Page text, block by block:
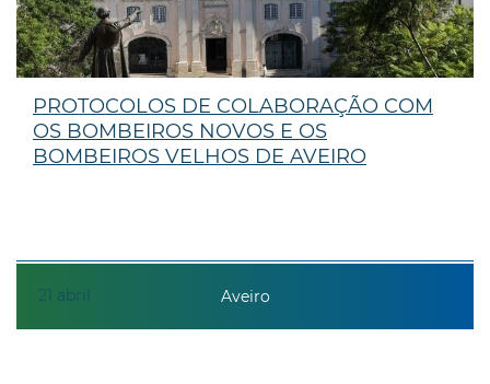
21 abril
PROTOCOLOS DE COLABORAÇÃO COM
OS BOMBEIROS NOVOS E OS
BOMBEIROS VELHOS DE AVEIRO
Aveiro